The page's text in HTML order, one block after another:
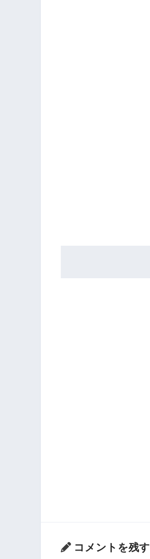
コメントを残す